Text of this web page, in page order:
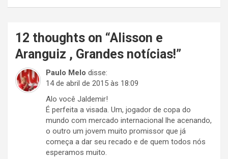
12 thoughts on “Alisson e
Aranguiz , Grandes notícias!”
Paulo Melo disse:
14 de abril de 2015 às 18:09
Alo você Jaldemir!
É perfeita a visada. Um, jogador de copa do
mundo com mercado internacional lhe acenando,
o outro um jovem muito promissor que já
começa a dar seu recado e de quem todos nós
esperamos muito.